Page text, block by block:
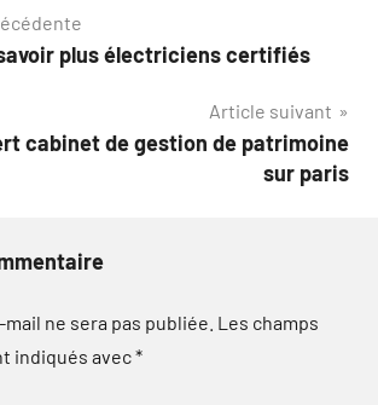
plus électriciens certifiés
Article suivant
cabinet de gestion de patrimoine
sur paris
ne sera pas publiée. Les champs
indiqués avec*